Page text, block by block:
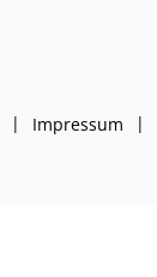
Impressum